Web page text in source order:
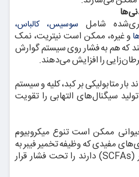
شامل سوسیس، کالباس،
و غیره، ممکن است نیتریت، نمک
که هم به فشار روی سیستم گوارش
را افزایش می‌دهند.
بار متابولیکی بر کبد، کلیه و سیستم
سیگنال‌های التهابی را تقویت
ممکن است تنوع میکروبیوم
مفیدی که وظیفه تخمیر فیبر به
اسیدهای چرب کوتاه‌زنجیر (SCFAs) دارند را تحت فشار قرار